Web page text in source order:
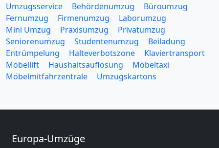
Umzugsservice Behördenumzug
Büroumzug
Fernumzug
Firmenumzug
Laborumzug
Mini Umzug
Praxisumzug
Privatumzug
Seniorenumzug
Studentenumzug
Beiladung
Entrümpelung
Halteverbotszone
Klaviertransport
Möbellift
Haushaltsauflösung
Möbeltaxi
Möbelmitfahrzentrale
Umzugskartons
Europa-Umzüge